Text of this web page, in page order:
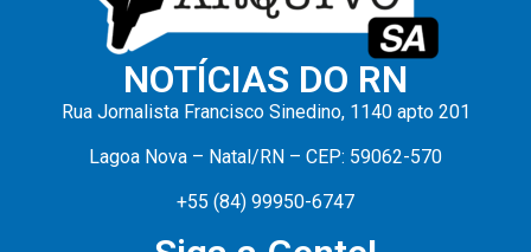
NOTÍCIAS DO RN
Rua Jornalista Francisco Sinedino, 1140 apto 201
Lagoa Nova – Natal/RN – CEP: 59062-570
+55 (84) 99950-6747